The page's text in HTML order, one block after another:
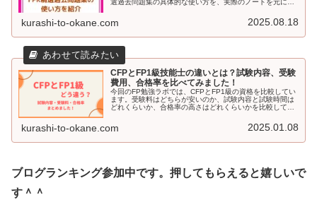
強するか検討している方はぜひ参考にしてください。
kurashi-to-okane.com 2025.08.18
CFPとFP1級技能士の違いとは？試験内容、受験
費用、合格率を比べてみました！
今回のFP勉強ラボでは、CFPとFP1級の資格を比較してい
ます。受験料はどちらが安いのか、試験内容と試験時間は
どれくらいか、合格率の高さはどれくらいかを比較してい
kurashi-to-okane.com 2025.01.08
ブログランキング参加中です。押してもらえると嬉しいで
す＾＾